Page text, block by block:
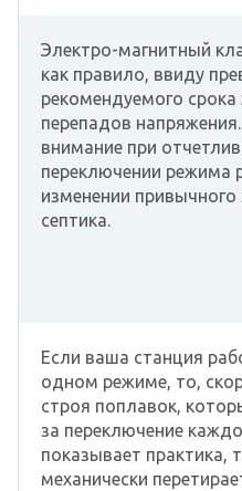
Электро-магнитный
как правило, ввиду
рекомендуемого срока
перепадов
внимание при
переключении режима
изменении
септика.
Если ваша станция
одном режиме, то,
строя поплавок,
за переключение
показывает практика,
механически